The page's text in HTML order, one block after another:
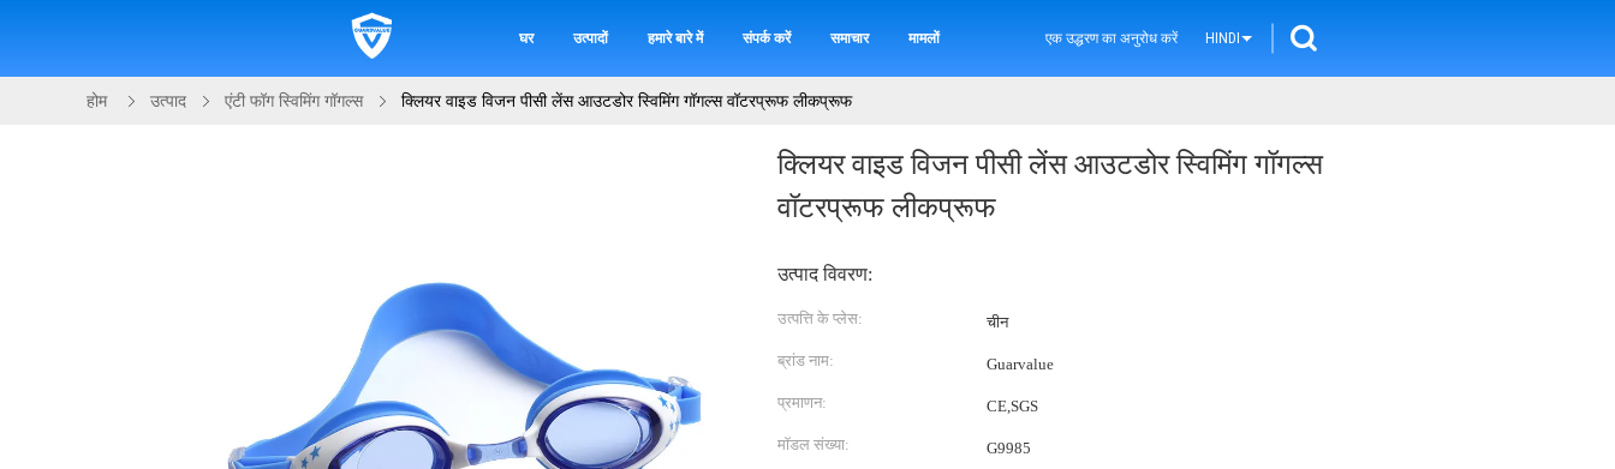
घर उत्पादों हमारे बारे में संपर्क करें समाचार मामलों एक उद्धरण का अनुरोध करें HINDI
होम उत्पाद एंटी फॉग स्विमिंग गॉगल्स क्लियर वाइड विजन पीसी लेंस आउटडोर स्विमिंग गॉगल्स वॉटरप्रूफ लीकप्रूफ
क्लियर वाइड विजन पीसी लेंस आउटडोर स्विमिंग गॉगल्स
वॉटरप्रूफ लीकप्रूफ
उत्पाद विवरण:
उत्पत्ति के प्लेस: चीन
ब्रांड नाम: Guarvalue
प्रमाणन: CE,SGS
मॉडल संख्या: G9985